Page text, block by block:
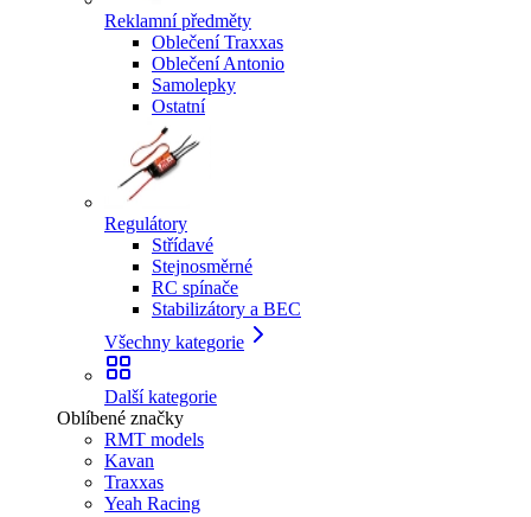
Reklamní předměty
Oblečení Traxxas
Oblečení Antonio
Samolepky
Ostatní
Regulátory
Střídavé
Stejnosměrné
RC spínače
Stabilizátory a BEC
Všechny kategorie
Další kategorie
Oblíbené značky
RMT models
Kavan
Traxxas
Yeah Racing